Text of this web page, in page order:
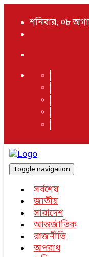
শনিবার, ০৮
Toggle navigation
সর্বশেষ
জাতীয়
সারাদেশ
আন্তর্জাতিক
রাজনীতি
অপরাধ